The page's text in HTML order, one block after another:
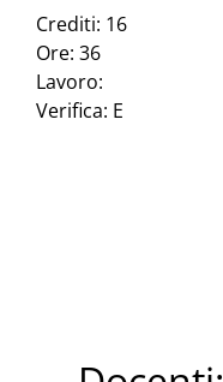
Crediti: 16
Ore: 36
Lavoro:
Verifica: E